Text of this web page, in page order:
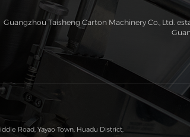
Guangzhou Taisheng Carton Machinery Co., Ltd.
Road, Yayao Town, Huadu District,